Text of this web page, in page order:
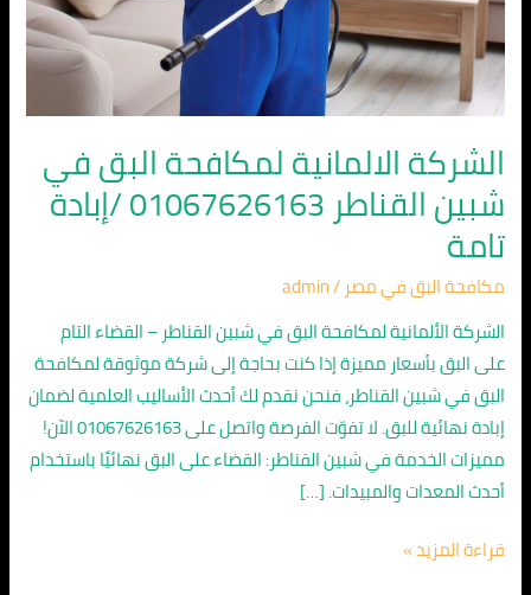
الشركة الالمانية لمكافحة البق في
شبين القناطر 01067626163 /إبادة
تامة
مكافحة البق في مصر /
admin
الشركة الألمانية لمكافحة البق في شبين القناطر – القضاء التام
على البق بأسعار مميزة إذا كنت بحاجة إلى شركة موثوقة لمكافحة
البق في شبين القناطر، فنحن نقدم لك أحدث الأساليب العلمية لضمان
إبادة نهائية للبق. لا تفوّت الفرصة واتصل على 01067626163 الآن!
مميزات الخدمة في شبين القناطر: القضاء على البق نهائيًا باستخدام
أحدث المعدات والمبيدات. […]
قراءة المزيد »